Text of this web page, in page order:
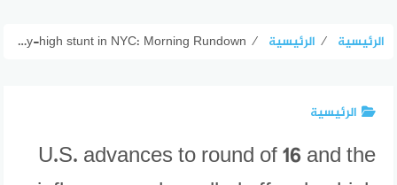
الرئيسية ⁄ الرئيسية ⁄
U.S. advances to round of 16 and the influencers who pulled off a sky-high stunt in NYC: Morning Rundown
الرئيسية
U.S. advances to round of 16 and the